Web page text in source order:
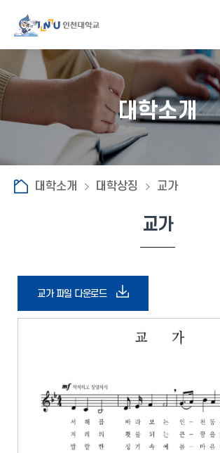
대학소개
대학소개 대학상징 교가
교가
교가 파일 다운로드
드